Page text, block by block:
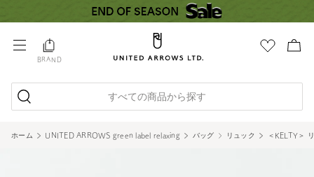
BRAND
すべての商品から探す
ホーム UNITED ARROWS green label relaxing バッグ リュック ＜KELTY＞